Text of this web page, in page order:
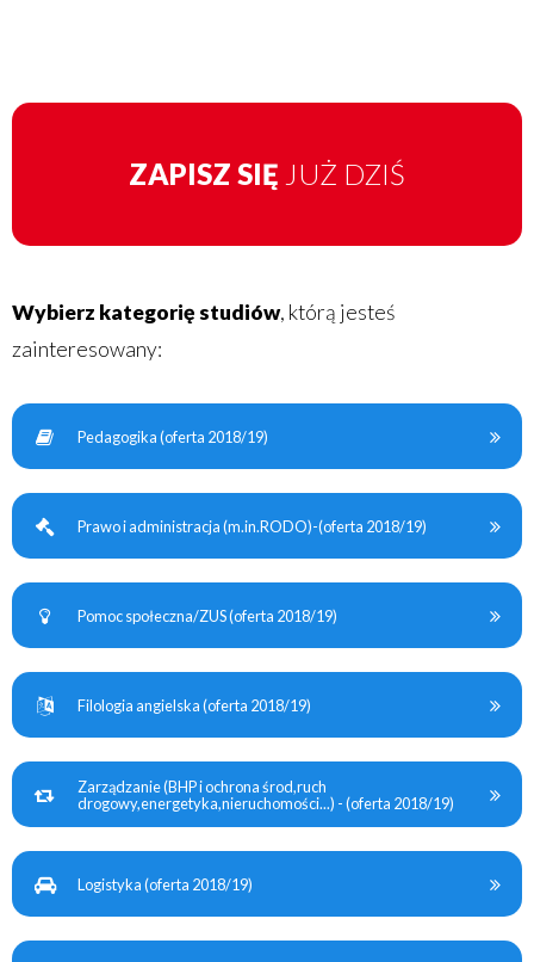
ZAPISZ SIĘ JUŻ DZIŚ
Wybierz kategorię studiów, którą jesteś
zainteresowany:
Pedagogika (oferta 2018/19)
Prawo i administracja (m.in.RODO)-(oferta 2018/19)
Pomoc społeczna/ZUS (oferta 2018/19)
Filologia angielska (oferta 2018/19)
Zarządzanie (BHP i ochrona środ,ruch
drogowy,energetyka,nieruchomości...) - (oferta 2018/19)
Logistyka (oferta 2018/19)